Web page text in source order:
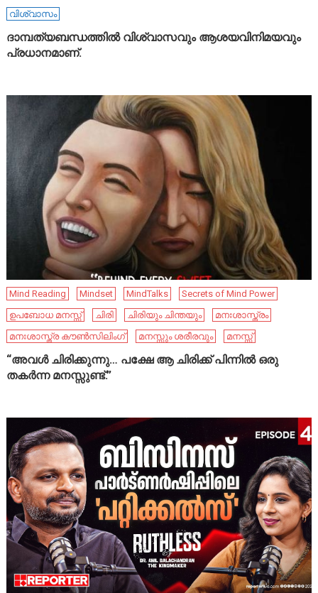
വിശ്വാസം
ദാമ്പത്യബന്ധത്തിൽ വിശ്വാസവും ആശയവിനിമയവും
പ്രധാനമാണ്.
Mind Reading Mindset MindTalks
Secrets of Mind Power
ഉപബോധ മനസ്സ്
ചിരി ചിരിയും ചിന്തയും
മനഃശാസ്ത്രം
മനഃശാസ്ത്ര കൗൺസിലിംഗ്
മനസ്സും ശരീരവും മനസ്സ്
“അവൾ ചിരിക്കുന്നു… പക്ഷേ ആ ചിരിക്ക് പിന്നിൽ ഒരു
തകർന്ന മനസ്സുണ്ട്.”